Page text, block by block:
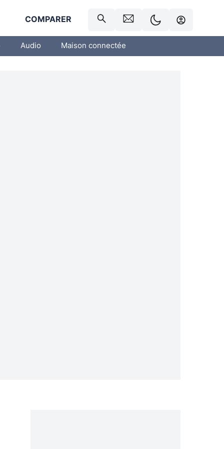
COMPARER
Audio Maison connectée